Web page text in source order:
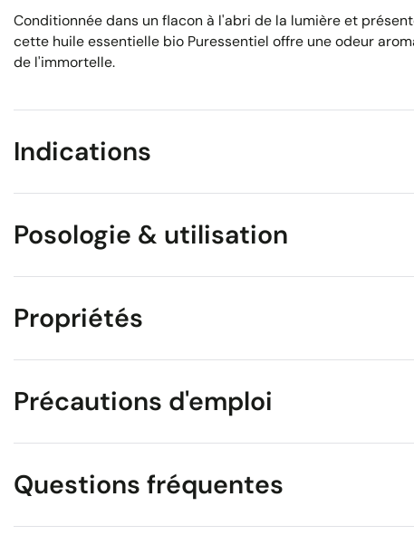
Conditionnée dans un flacon à l'abri de la lumière et
cette huile essentielle bio Puressentiel offre une odeur
de l'immortelle.
Indications
Posologie & utilisation
Propriétés
Précautions d'emploi
Questions fréquentes